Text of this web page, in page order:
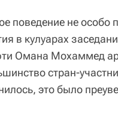
поведение не
в кулуарах
Омана Мохаммед
стран-
это было